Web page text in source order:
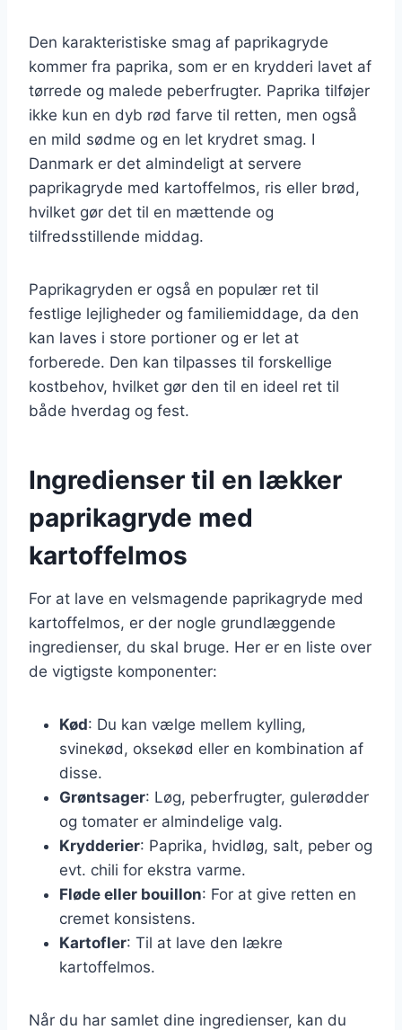
Den karakteristiske smag af paprikagryde
kommer fra paprika, som er en krydderi lavet af
tørrede og malede peberfrugter. Paprika tilføjer
ikke kun en dyb rød farve til retten, men også
en mild sødme og en let krydret smag. I
Danmark er det almindeligt at servere
paprikagryde med kartoffelmos, ris eller brød,
hvilket gør det til en mættende og
tilfredsstillende middag.
Paprikagryden er også en populær ret til
festlige lejligheder og familiemiddage, da den
kan laves i store portioner og er let at
forberede. Den kan tilpasses til forskellige
kostbehov, hvilket gør den til en ideel ret til
både hverdag og fest.
Ingredienser til en lækker
paprikagryde med
kartoffelmos
For at lave en velsmagende paprikagryde med
kartoffelmos, er der nogle grundlæggende
ingredienser, du skal bruge. Her er en liste over
de vigtigste komponenter:
Kød: Du kan vælge mellem kylling,
svinekød, oksekød eller en kombination af
disse.
Grøntsager: Løg, peberfrugter, gulerødder
og tomater er almindelige valg.
Krydderier: Paprika, hvidløg, salt, peber og
evt. chili for ekstra varme.
Fløde eller bouillon: For at give retten en
cremet konsistens.
Kartofler: Til at lave den lækre
kartoffelmos.
Når du har samlet dine ingredienser, kan du